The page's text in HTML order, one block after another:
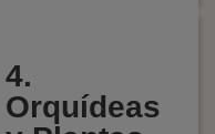
4.
Orquídeas